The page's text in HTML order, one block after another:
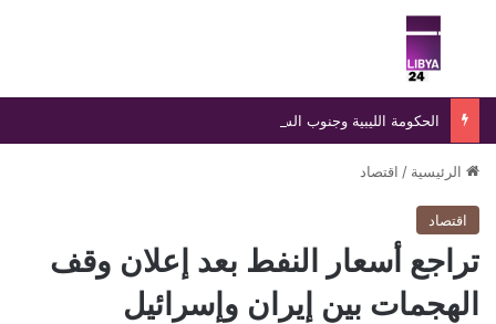
بحث عن
الرئيسية / اقتصاد
اقتصاد
تراجع أسعار النفط بعد إعلان وقف
الهجمات بين إيران وإسرائيل